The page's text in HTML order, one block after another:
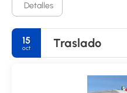
Detalles
15
oct Traslado